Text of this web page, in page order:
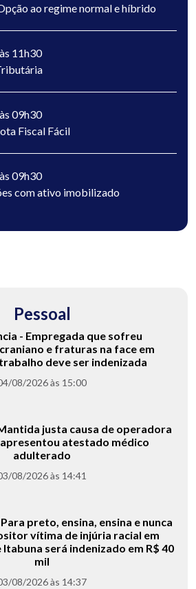
ao regime normal e híbrido
11h30
09h30
Fiscal Fácil
09h30
com ativo imobilizado
Pessoal
- Empregada que sofreu
e fraturas na face em
deve ser indenizada
08/2026 às 15:00
justa causa de operadora
apresentou atestado médico
adulterado
08/2026 às 14:41
preto, ensina, ensina e nunca
vítima de injúria racial em
será indenizado em R$ 40
mil
08/2026 às 14:37